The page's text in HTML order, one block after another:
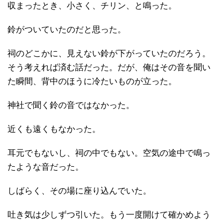
収まったとき、小さく、チリン、と鳴った。
鈴がついていたのだと思った。
祠のどこかに、見えない鈴が下がっていたのだろう。
そう考えれば済む話だった。だが、俺はその音を聞い
た瞬間、背中のほうに冷たいものが立った。
神社で聞く鈴の音ではなかった。
近くも遠くもなかった。
耳元でもないし、祠の中でもない。空気の途中で鳴っ
たような音だった。
しばらく、その場に座り込んでいた。
吐き気は少しずつ引いた。もう一度開けて確かめよう